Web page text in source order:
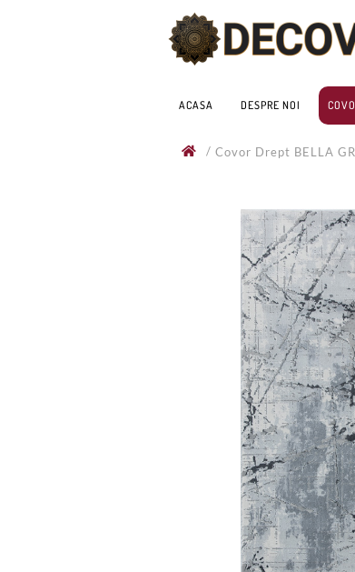
ACASA DESPRE NOI
/ Covor Drept BELLA